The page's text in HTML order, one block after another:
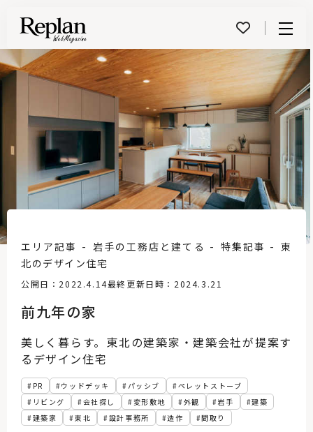
前九年の家
公開日：2022.4.14最終更新日時：2024.3.21
エリア記事 岩手の工務店と建てる 特集記事
東
北のデザイン住宅
PR ウッドデッキ パッシブ
ペレットストーブ
リビング
会社探し 変形敷地 外観 岩手
建築
建築家
東北 設計事務所 造作 間取り
美しく暮らす。東北の建築家・建築会社が提案す
るデザイン住宅